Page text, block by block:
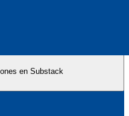
en Substack